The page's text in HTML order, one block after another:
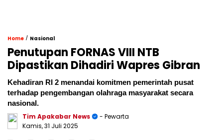
Home / Nasional
Penutupan FORNAS VIII NTB
Dipastikan Dihadiri Wapres Gibran
Kehadiran RI 2 menandai komitmen pemerintah pusat
terhadap pengembangan olahraga masyarakat secara
nasional.
Tim Apakabar News
- Pewarta
Kamis, 31 Juli 2025